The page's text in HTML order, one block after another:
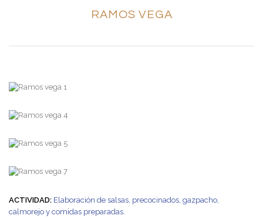
RAMOS VEGA
ACTIVIDAD: Elaboración de salsas, precocinados, gazpacho,
calmorejo y comidas preparadas.